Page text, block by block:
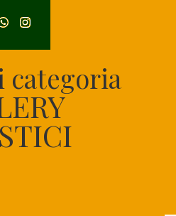
categoria